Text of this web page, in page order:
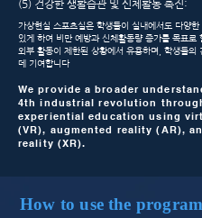
(5) 건강한 생활습관 및 신체활동 촉진:
가상현실 스포츠실은 학생들이 실내에서도 다양
있게 하여 비만 예방과 신체활동량 증가를 목표로
외부 활동이 제한된 상황에서 유용하며, 학생들의
데 기여합니다
We provide a broader
4th industrial revolution
experiential education using
(VR), augmented reality (AR),
reality (XR).
How to use the program